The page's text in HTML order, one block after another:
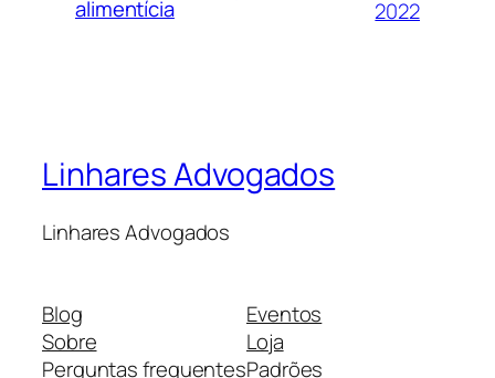
alimentícia
2022
Linhares Advogados
Linhares Advogados
Blog
Sobre
Perguntas frequentes
Eventos
Loja
Padrões